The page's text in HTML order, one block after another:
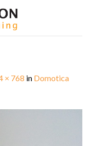
× 768 in Domotica